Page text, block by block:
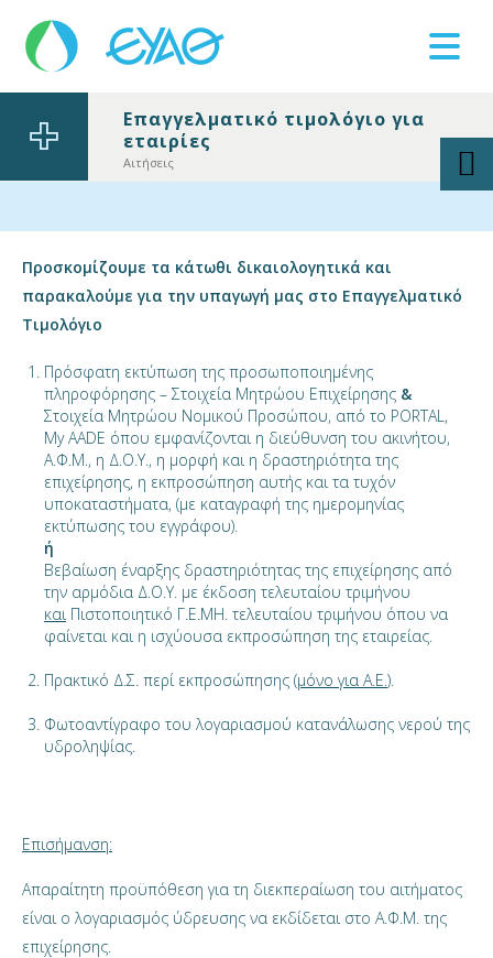
Επαγγελματικό τιμολόγιο για
εταιρίες
Αιτήσεις
Προσκομίζουμε τα κάτωθι δικαιολογητικά και
παρακαλούμε για την υπαγωγή μας στο Επαγγελματικό
Τιμολόγιο
Πρόσφατη εκτύπωση της προσωποποιημένης
πληροφόρησης – Στοιχεία Μητρώου Επιχείρησης &
Στοιχεία Μητρώου Νομικού Προσώπου, από το PORTAL,
My AADE όπου εμφανίζονται η διεύθυνση του ακινήτου,
Α.Φ.Μ., η Δ.Ο.Υ., η μορφή και η δραστηριότητα της
επιχείρησης, η εκπροσώπηση αυτής και τα τυχόν
υποκαταστήματα, (με καταγραφή της ημερομηνίας
εκτύπωσης του εγγράφου).
ή
Βεβαίωση έναρξης δραστηριότητας της επιχείρησης από
την αρμόδια Δ.Ο.Υ. με έκδοση τελευταίου τριμήνου
και Πιστοποιητικό Γ.Ε.ΜΗ. τελευταίου τριμήνου όπου να
φαίνεται και η ισχύουσα εκπροσώπηση της εταιρείας.
Πρακτικό Δ.Σ. περί εκπροσώπησης (μόνο για Α.Ε.).
Φωτοαντίγραφο του λογαριασμού κατανάλωσης νερού της
υδροληψίας.
Επισήμανση:
Απαραίτητη προϋπόθεση για τη διεκπεραίωση του αιτήματος
είναι ο λογαριασμός ύδρευσης να εκδίδεται στο Α.Φ.Μ. της
επιχείρησης.